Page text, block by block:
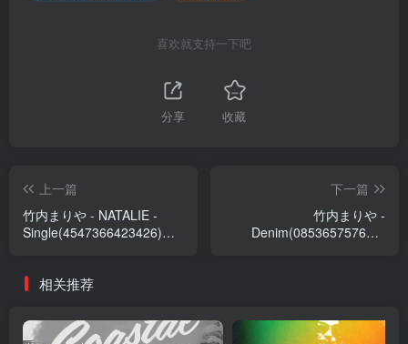
喜欢就支持一下吧
分享 收藏
上一篇
竹内まりや - NATALIE -
Single(4547366423426)
下一篇
竹内まりや -
Denim(085365757691)
相关推荐